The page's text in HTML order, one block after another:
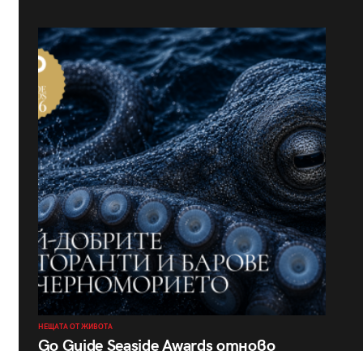
НЕЩАТА ОТ ЖИВОТА
Go Guide Seaside Awards отново